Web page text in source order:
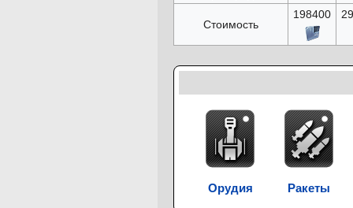
Стоимость
198400
Орудия Ракеты